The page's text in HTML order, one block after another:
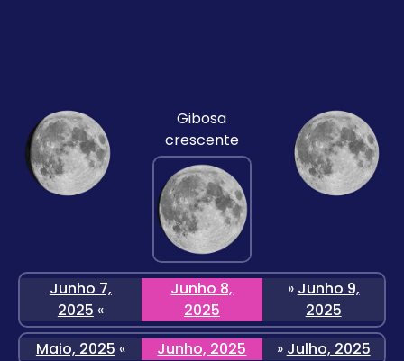
Gibosa
crescente
Junho 7,
2025 «
Junho 8,
2025
» Junho 9,
2025
Maio, 2025 « Junho, 2025 » Julho, 2025